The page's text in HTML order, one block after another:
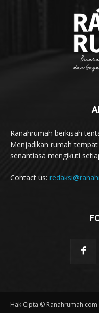
Ranahrumah berkisah
Menjadikan rumah
senantiasa mengikuti
Contact us:
Hak Cipta © Ranahrumah.com